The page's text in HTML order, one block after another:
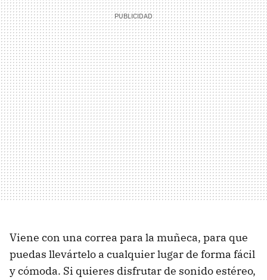
Viene con una correa para la muñeca, para que
puedas llevártelo a cualquier lugar de forma fácil
y cómoda. Si quieres disfrutar de sonido estéreo,